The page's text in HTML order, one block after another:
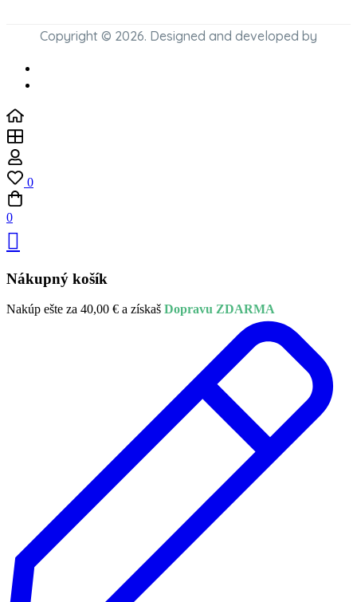
Copyright © 2026. Designed and developed by
0
0
Nákupný košík
Nakúp ešte za 40,00 € a získaš Dopravu ZDARMA